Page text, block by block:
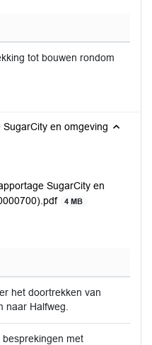
tot bouwen rondom
en omgeving
SugarCity en
4 MB
het doortrekken van
naar Halfweg.
besprekingen met